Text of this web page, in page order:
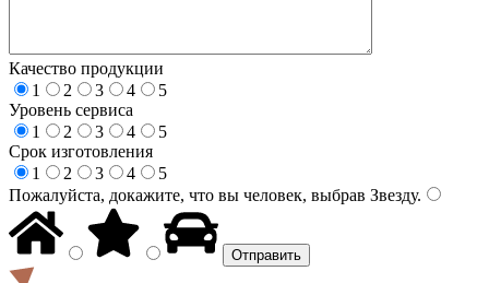
Качество продукции
1
2 3 4
5
Уровень сервиса
1
2 3 4
5
Срок изготовления
1
2 3 4
5
Пожалуйста, докажите, что вы человек, выбрав Звезду.